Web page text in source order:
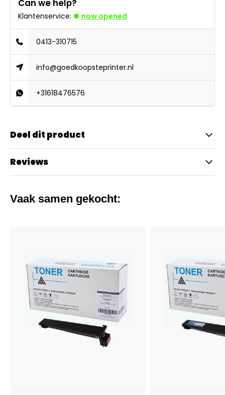
Can we help?
Klantenservice: now opened
0413-310715
info@goedkoopsteprinter.nl
+31618476576
Deel dit product
Reviews
Vaak samen gekocht: